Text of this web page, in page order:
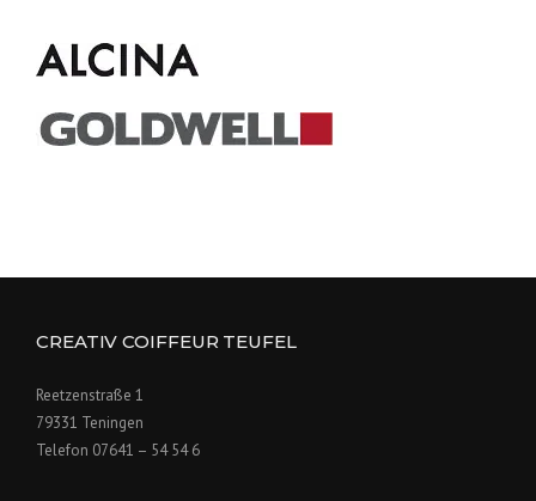
CREATIV COIFFEUR TEUFEL
Reetzenstraße 1
79331 Teningen
Telefon 07641 – 54 54 6